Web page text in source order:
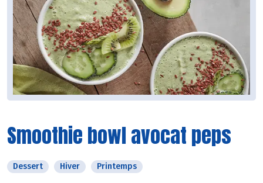
Smoothie bowl avocat peps
Dessert Hiver Printemps